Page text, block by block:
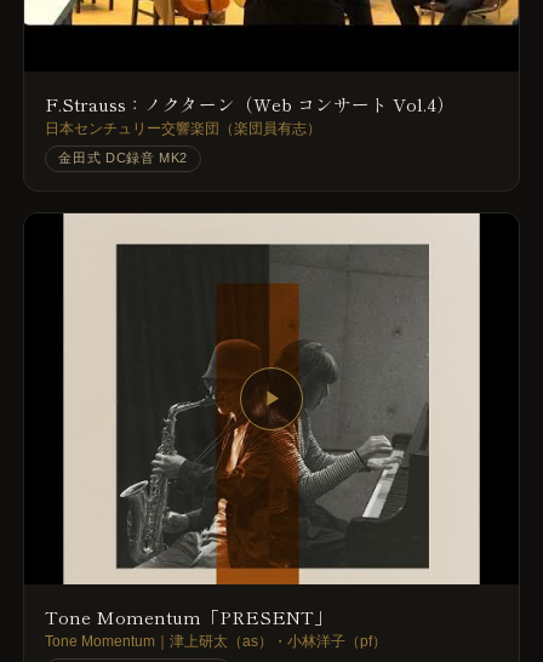
F.Strauss：ノクターン（Web コンサート Vol.4）
日本センチュリー交響楽団（楽団員有志）
金田式 DC録音 MK2
▶
Tone Momentum「PRESENT」
Tone Momentum｜津上研太（as）・小林洋子（pf）